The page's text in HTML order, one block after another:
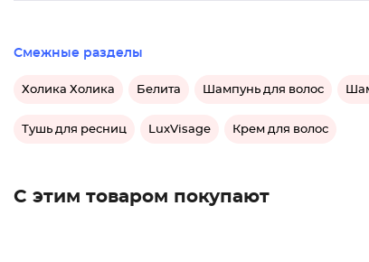
Смежные разделы
Холика Холика Белита Шампунь для волос
Тушь для ресниц LuxVisage Крем для волос
С этим товаром покупают